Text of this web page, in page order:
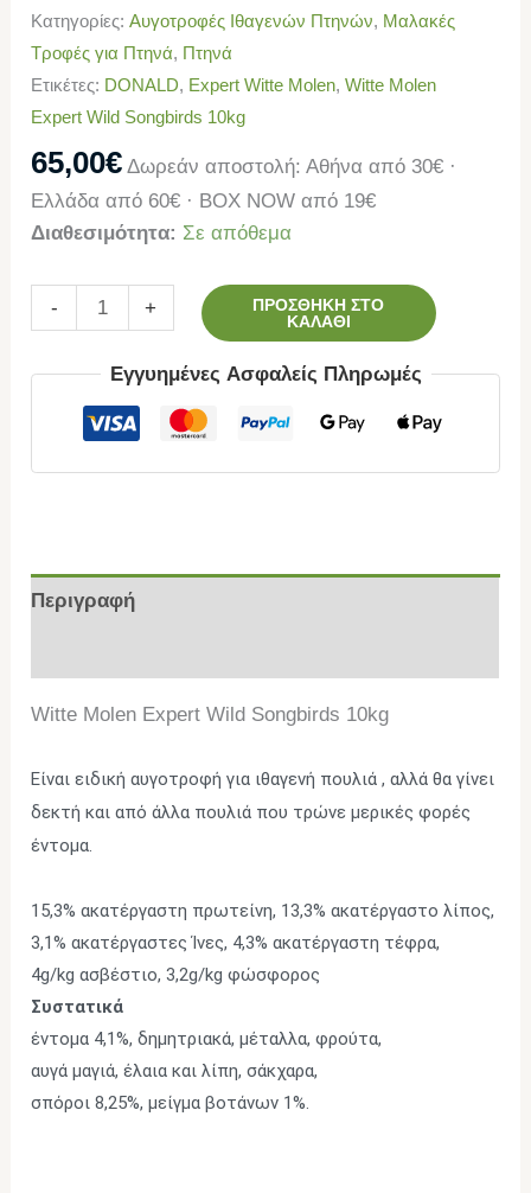
Κατηγορίες:Αυγοτροφές Ιθαγενών Πτηνών, Μαλακές
Τροφές για Πτηνά, Πτηνά
Ετικέτες: DONALD, Expert Witte Molen,Witte Molen
Expert Wild Songbirds 10kg
65,00€ Δωρεάν αποστολή: Αθήνα από 30€ ·
Ελλάδα από 60€ · BOX NOW από 19€
Διαθεσιμότητα: Σε απόθεμα
- +
ΠΡΟΣΘΉΚΗ ΣΤΟ
ΚΑΛΆΘΙ
Εγγυημένες Ασφαλείς Πληρωμές
Περιγραφή
Witte Molen Expert Wild Songbirds 10kg
Είναι ειδική αυγοτροφή για ιθαγενή πουλιά ,αλλά θα γίνει
δεκτή και από άλλα πουλιά που τρώνε μερικές φορές
έντομα.
15,3% ακατέργαστη πρωτείνη, 13,3% ακατέργαστο λίπος,
3,1% ακατέργαστες Ίνες, 4,3% ακατέργαστη τέφρα,
4g/kg ασβέστιο, 3,2g/kg φώσφορος
Συστατικά
έντομα 4,1%, δημητριακά, μέταλλα, φρούτα,
αυγά μαγιά, έλαια και λίπη, σάκχαρα,
σπόροι 8,25%, μείγμα βοτάνων 1%.